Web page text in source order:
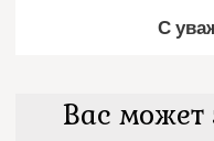
С
Вас может